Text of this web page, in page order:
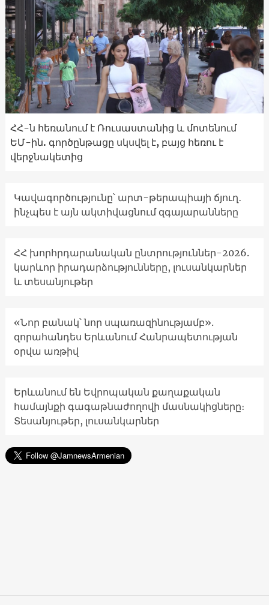
ՀՀ-ն հեռանում է Ռուսաստանից և մոտենում
ԵՄ-ին. գործընթացը սկսվել է, բայց հեռու է
վերջնակետից
Կավագործությունը՝ արտ-թերապիայի ճյուղ․
ինչպես է այն ակտիվացնում զգայարանները
ՀՀ խորհրդարանական ընտրություններ-2026.
կարևոր իրադարձությունները, լուսանկարներ
և տեսանյութեր
«Նոր բանակ՝ նոր սպառազինությամբ».
զորահանդես Երևանում Հանրապետության
օրվա առթիվ
Երևանում են Եվրոպական քաղաքական
համայնքի գագաթնաժողովի մասնակիցները։
Տեսանյութեր, լուսանկարներ